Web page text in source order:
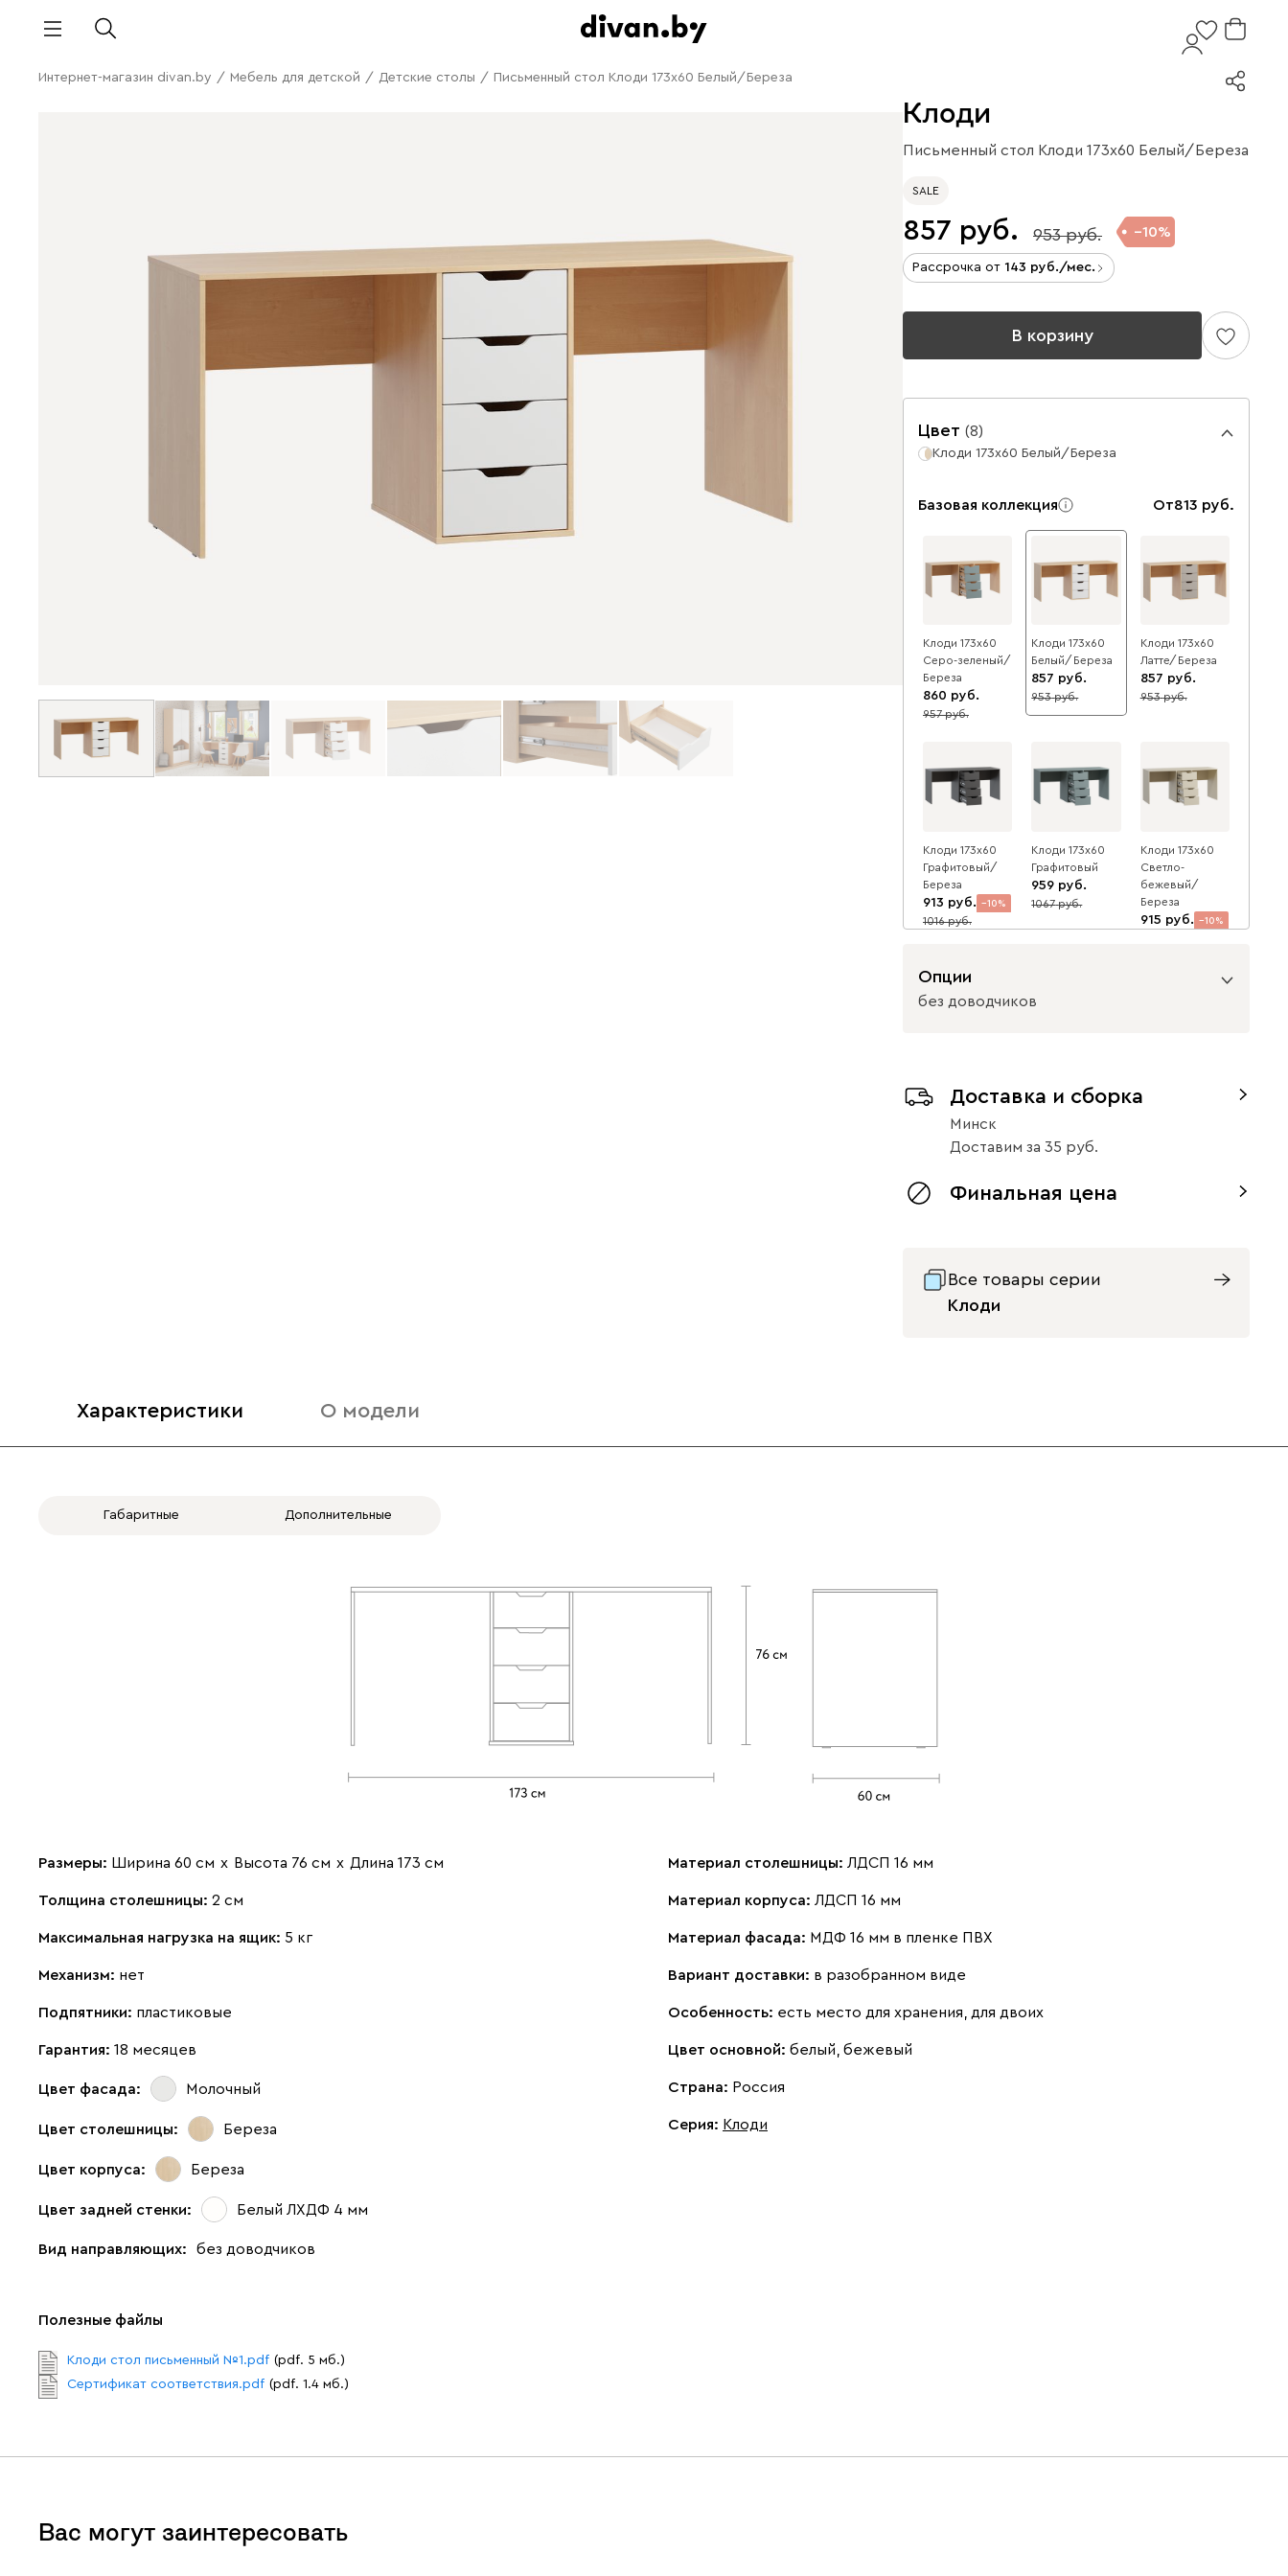
Интернет-магазин divan.by / Мебель для детской / Детские столы / Письменный стол Клоди 173x60 Белый/Береза
Клоди
Письменный стол Клоди 173x60 Белый/Береза
SALE
857 953 10
Рассрочка от 143 /мес.
В корзину
Цвет (8)
Клоди 173x60 Белый/Береза
Базовая коллекция От813
Клоди 173x60
Серо-зеленый/
Береза
860
10
957
Клоди 173x60
Белый/Береза
857
10
953
Клоди 173x60
Латте/Береза
857
10
953
Клоди 173x60
Графитовый/
Береза
913 10
1016
Клоди 173x60
Графитовый
959
10
1067
Клоди 173x60
Светло-
бежевый/
Береза
915 10
Белый
813
Латте
Опции
без доводчиков
без доводчиков с доводчиками
Доставка и сборка
Минск
Доставим за 35
Финальная цена
Все товары серии
Клоди
Характеристики О модели
Габаритные Дополнительные
Размеры: Ширина 60 см х Высота 76 см х Длина 173 см
Толщина столешницы: 2 см
Максимальная нагрузка на ящик: 5 кг
Механизм: нет
Подпятники: пластиковые
Гарантия: 18 месяцев
Цвет фасада: Молочный
Цвет столешницы: Береза
Цвет корпуса: Береза
Цвет задней стенки: Белый ЛХДФ 4 мм
Вид направляющих: без доводчиков
Материал столешницы: ЛДСП 16 мм
Материал корпуса: ЛДСП 16 мм
Материал фасада: МДФ 16 мм в пленке ПВХ
Вариант доставки: в разобранном виде
Особенность: есть место для хранения, для двоих
Цвет основной: белый, бежевый
Страна: Россия
Серия: Клоди
Полезные файлы
Клоди стол письменный №1.pdf (pdf. 5 мб.)
Сертификат соответствия.pdf (pdf. 1.4 мб.)
Вас могут заинтересовать